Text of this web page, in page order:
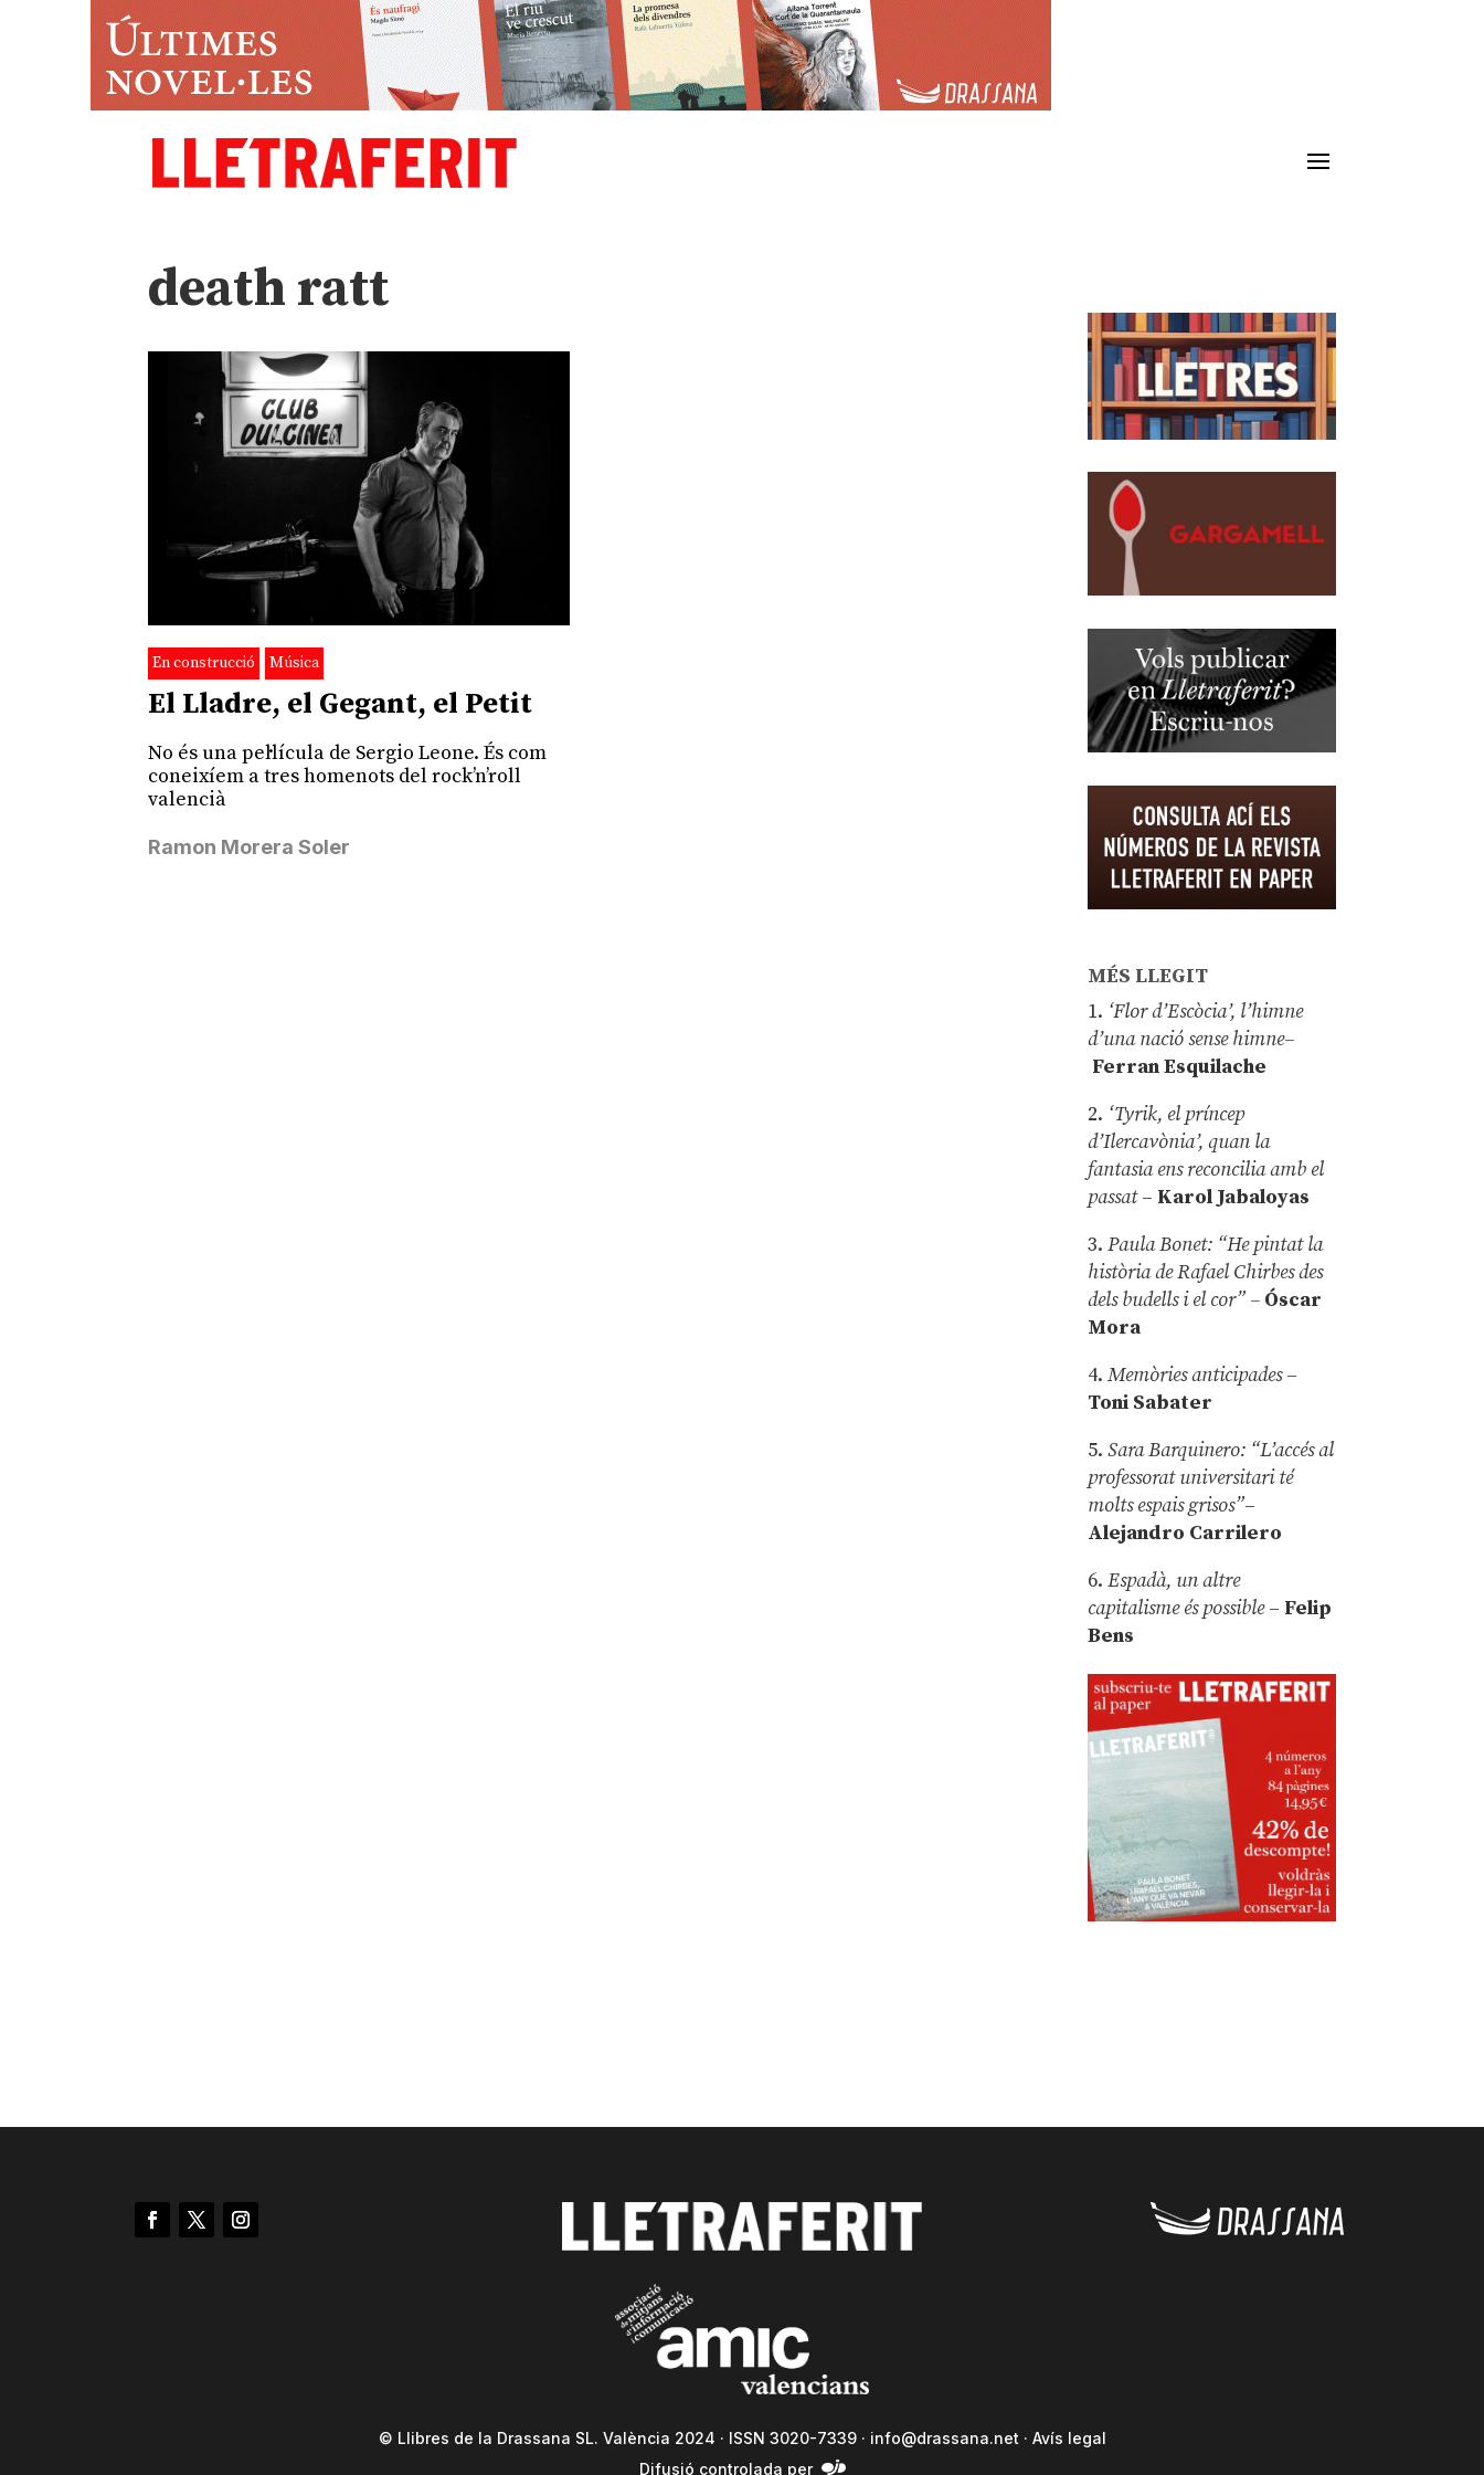
death ratt
En construcció Música
El Lladre, el Gegant, el Petit
No és una pel·lícula de Sergio Leone. És com
coneixíem a tres homenots del rock’n’roll
valencià
Ramon Morera Soler
MÉS LLEGIT
1. ‘Flor d’Escòcia’, l’himne
d’una nació sense himne–
Ferran Esquilache
2. ‘Tyrik, el príncep
d’Ilercavònia’, quan la
fantasia ens reconcilia amb el
passat– Karol Jabaloyas
3.Paula Bonet: “He pintat la
història de Rafael Chirbes des
dels budells i el cor” – Óscar
Mora
4.Memòries anticipades–
Toni Sabater
5.Sara Barquinero: “L’accés al
professorat universitari té
molts espais grisos”–
Alejandro Carrilero
6.Espadà, un altre
capitalisme és possible – Felip
Bens
© Llibres de la Drassana SL. València 2024 · ISSN 3020-7339 · info@drassana.net · Avís legal
Difusió controlada per